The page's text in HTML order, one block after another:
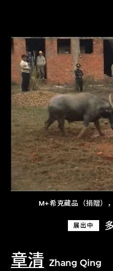
M+希克藏品（捐贈）
展出中
章清 Zhang Qing
M+
进一步筛选
关于M+藏品
探索世界顶级的二
文化藏品。